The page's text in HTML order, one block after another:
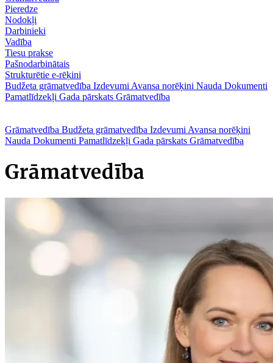
Pieredze
Nodokļi
Darbinieki
Vadība
Tiesu prakse
Pašnodarbinātais
Strukturētie e-rēķini
Budžeta grāmatvedība Izdevumi Avansa norēķini Nauda Dokumenti
Pamatlīdzekļi Gada pārskats Grāmatvedība
Grāmatvedība Budžeta grāmatvedība Izdevumi Avansa norēķini
Nauda Dokumenti Pamatlīdzekļi Gada pārskats Grāmatvedība
Grāmatvedība